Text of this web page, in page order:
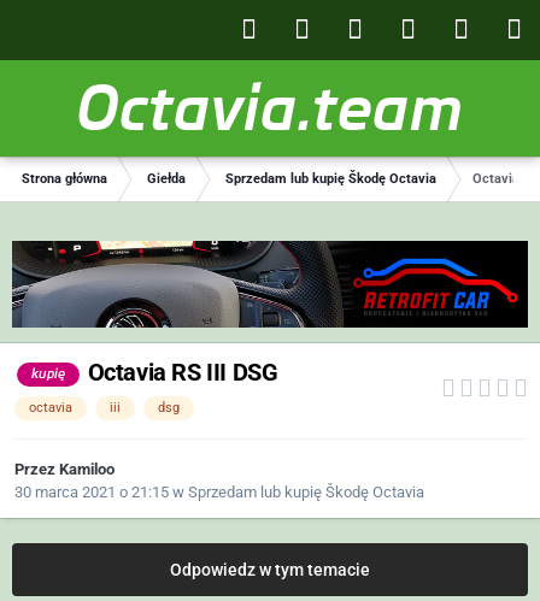
Octavia.team
Strona główna Giełda Sprzedam lub kupię Škodę Octavia Octavia
kupię Octavia RS III DSG
octavia iii dsg
Przez Kamiloo
30 marca 2021 o 21:15 w Sprzedam lub kupię Škodę Octavia
Odpowiedz w tym temacie